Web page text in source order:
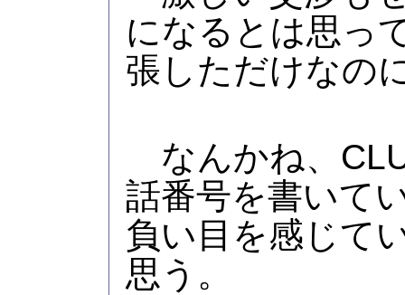
になるとは思っ
張しただけなの
なんかね、
話番号を書いて
負い目を感じて
思う。